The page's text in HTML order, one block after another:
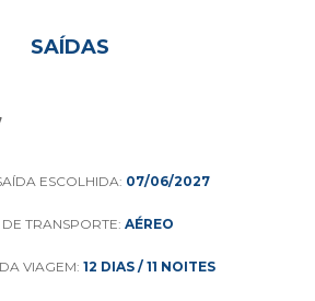
SAÍDAS
ESCOLHIDA: 07/06/2027
TRANSPORTE: AÉREO
VIAGEM:12 DIAS / 11 NOITES